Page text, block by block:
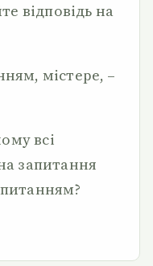
відповідь на
містере, –
всі
запитання